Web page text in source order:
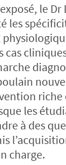
le
les
cas
les
à des
charge.